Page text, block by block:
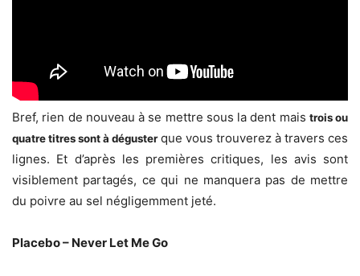
Bref, rien de nouveau à se mettre sous la dent mais trois ou
quatre titres sont à dégusterque vous trouverez à travers ces
lignes. Et d’après les premières critiques, les avis sont
visiblement partagés, ce qui ne manquera pas de mettre
du poivre au sel négligemment jeté.
Placebo – Never Let Me Go